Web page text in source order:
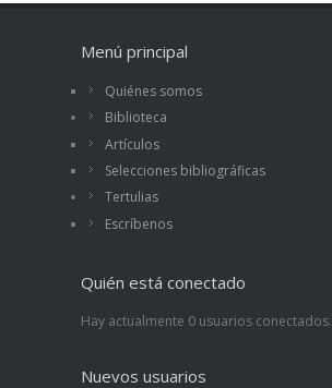
Menú principal
Quiénes somos
Biblioteca
Artículos
Selecciones bibliográficas
Tertulias
Escríbenos
Quién está conectado
Hay actualmente 0 usuarios conectados.
Nuevos usuarios